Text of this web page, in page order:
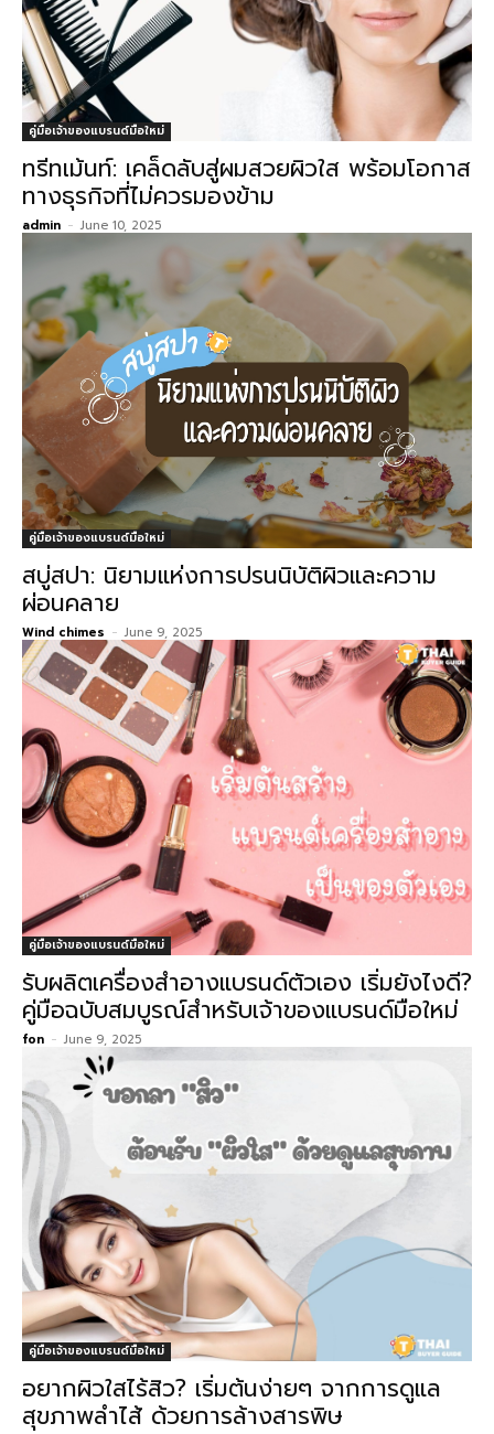
คู่มือเจ้าของแบรนด์มือใหม่
ทรีทเม้นท์: เคล็ดลับสู่ผมสวยผิวใส พร้อมโอกาส
ทางธุรกิจที่ไม่ควรมองข้าม
admin - June 10, 2025
คู่มือเจ้าของแบรนด์มือใหม่
สบู่สปา: นิยามแห่งการปรนนิบัติผิวและความ
ผ่อนคลาย
Wind chimes - June 9, 2025
คู่มือเจ้าของแบรนด์มือใหม่
รับผลิตเครื่องสำอางแบรนด์ตัวเอง เริ่มยังไงดี?
คู่มือฉบับสมบูรณ์สำหรับเจ้าของแบรนด์มือใหม่
fon - June 9, 2025
คู่มือเจ้าของแบรนด์มือใหม่
อยากผิวใสไร้สิว? เริ่มต้นง่ายๆ จากการดูแล
สุขภาพลำไส้ ด้วยการล้างสารพิษ